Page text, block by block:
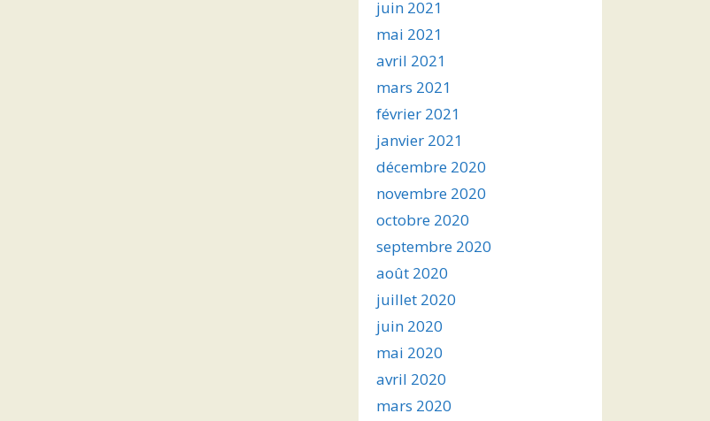
juin 2021
mai 2021
avril 2021
mars 2021
février 2021
janvier 2021
décembre 2020
novembre 2020
octobre 2020
septembre 2020
août 2020
juillet 2020
juin 2020
mai 2020
avril 2020
mars 2020